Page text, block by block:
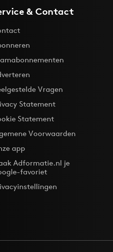
& Contact
Vragen
Statement
Statement
Voorwaarden
app
Adformatie.nl je
favoriet